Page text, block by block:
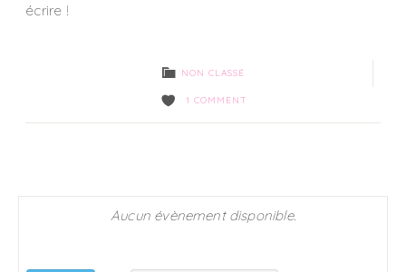
écrire !
NON CLASSÉ
1 COMMENT
Aucun évènement disponible.